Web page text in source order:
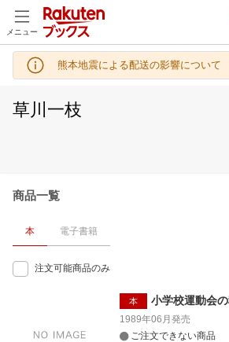
メニュー
熊本地震による配送の影響について
草川一枝
商品一覧
本 電子書籍
注文可能商品のみ
本 小学校運動会
1989年06月 発売
ご注文できない商品